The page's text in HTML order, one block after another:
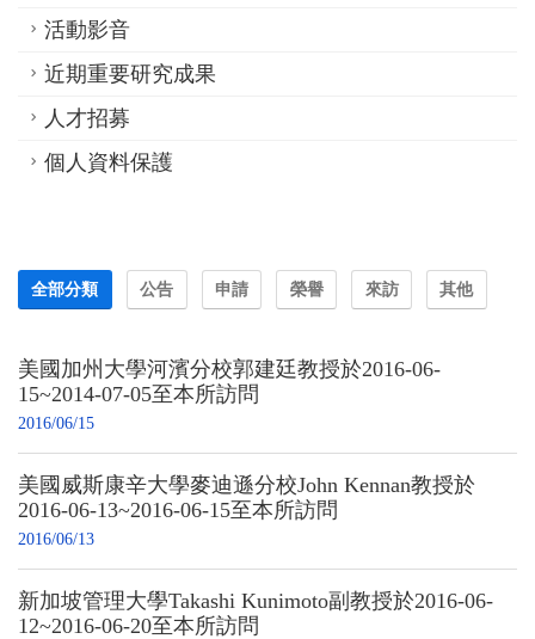
活動影音
近期重要研究成果
人才招募
個人資料保護
全部分類 公告 申請 榮譽 來訪 其他
美國加州大學河濱分校郭建廷教授於2016-06-
15~2014-07-05至本所訪問
2016/06/15
美國威斯康辛大學麥迪遜分校John Kennan教授於
2016-06-13~2016-06-15至本所訪問
2016/06/13
新加坡管理大學Takashi Kunimoto副教授於2016-06-
12~2016-06-20至本所訪問